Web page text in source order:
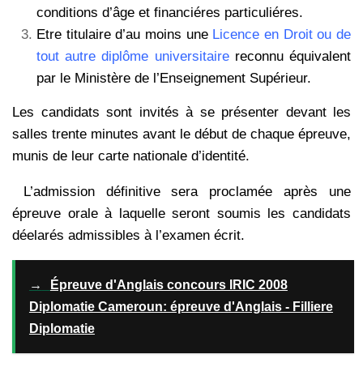
conditions d’âge et financiéres particuliéres.
Etre titulaire d’au moins une Licence en Droit ou de
tout autre diplôme universitairereconnu équivalent
par le Ministère de l’Enseignement Supérieur.
Les candidats sont invités à se présenter devant les
salles trente minutes avant le début de chaque épreuve,
munis de leur carte nationale d’identité.
L’admission définitive sera proclamée après une
épreuve orale à laquelle seront soumis les candidats
déelarés admissibles à l’examen écrit.
→
Épreuve d'Anglais concours IRIC 2008
Diplomatie Cameroun: épreuve d'Anglais - Filliere
Diplomatie